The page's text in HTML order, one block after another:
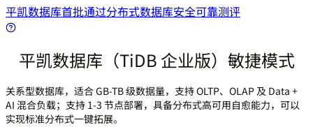
平凯数据库首批通过分布式数据库安全可靠测评
平凯数据库（TiDB 企业版）敏捷模式
关系型数据库，适合 GB-TB 级数据量，支持 OLTP、OLAP 及 Data +
AI 混合负载；支持 1-3 节点部署，具备分布式高可用自愈能力，可以
实现标准分布式一键拓展。